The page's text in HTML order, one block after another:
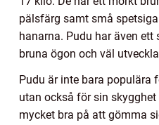
pälsfärg samt små
hanarna. Pudu har även ett
bruna ögon och väl
Pudu är inte bara populära
utan också för sin
mycket bra på att gömma